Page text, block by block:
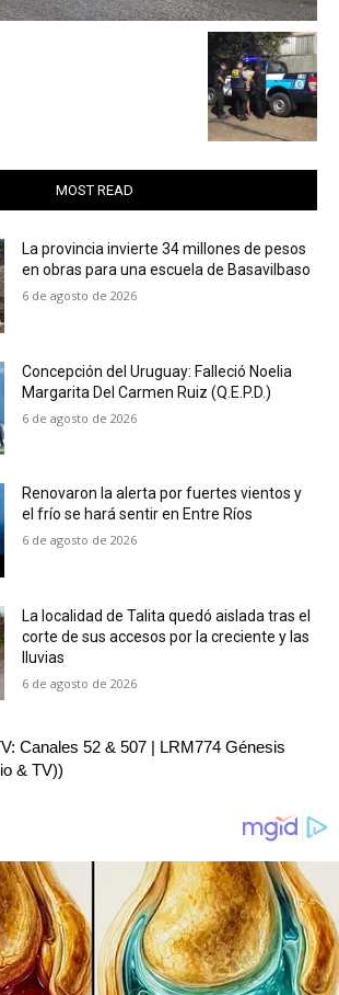
MOST READ
La provincia invierte 34 millones de pesos
en obras para una escuela de Basavilbaso
6 de agosto de 2026
Concepción del Uruguay: Falleció Noelia
Margarita Del Carmen Ruiz (Q.E.P.D.)
6 de agosto de 2026
Renovaron la alerta por fuertes vientos y
el frío se hará sentir en Entre Ríos
6 de agosto de 2026
La localidad de Talita quedó aislada tras el
corte de sus accesos por la creciente y las
lluvias
6 de agosto de 2026
Canales 52 & 507 | LRM774 Génesis
& TV))